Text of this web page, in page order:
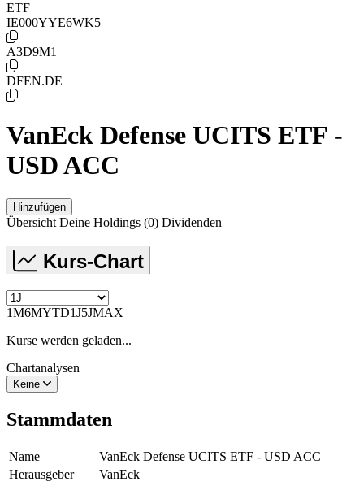
ETF
IE000YYE6WK5
A3D9M1
DFEN.DE
VanEck Defense UCITS ETF -
USD ACC
Hinzufügen
Übersicht Deine Holdings (0) Dividenden
Kurs-Chart
1M6MYTD1J5JMAX
Kurse werden geladen...
Chartanalysen
Keine
Stammdaten
Name
VanEck Defense UCITS ETF - USD ACC
Herausgeber
VanEck